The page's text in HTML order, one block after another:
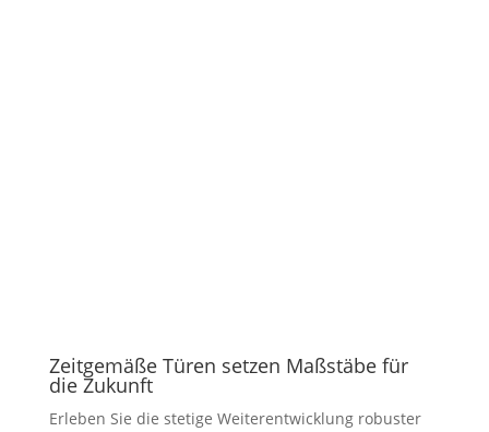
Zeitgemäße Türen setzen Maßstäbe für
die Zukunft
Erleben Sie die stetige Weiterentwicklung robuster